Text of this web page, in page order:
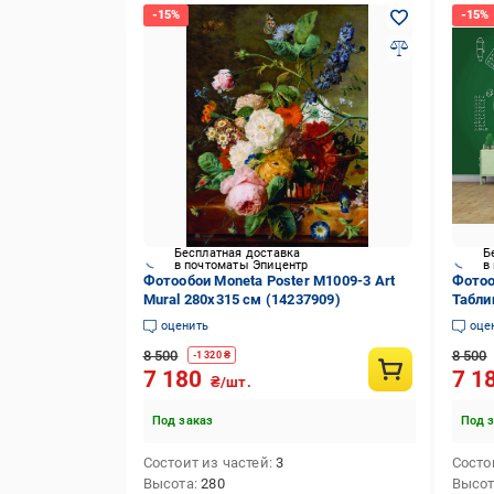
Бесплатная доставка
в почтоматы Эпицентр
Фотообои Moneta Poster M1009-3 Art
Mural 280х315 см (14237909)
оценить
8 500 -1 320₴
7 180 ₴/шт.
Под заказ
Состоит из частей 3
Высота 280
в
8 500
7
Под